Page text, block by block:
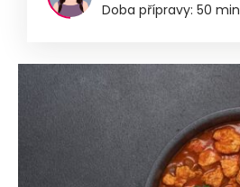
Doba přípravy: 50 min